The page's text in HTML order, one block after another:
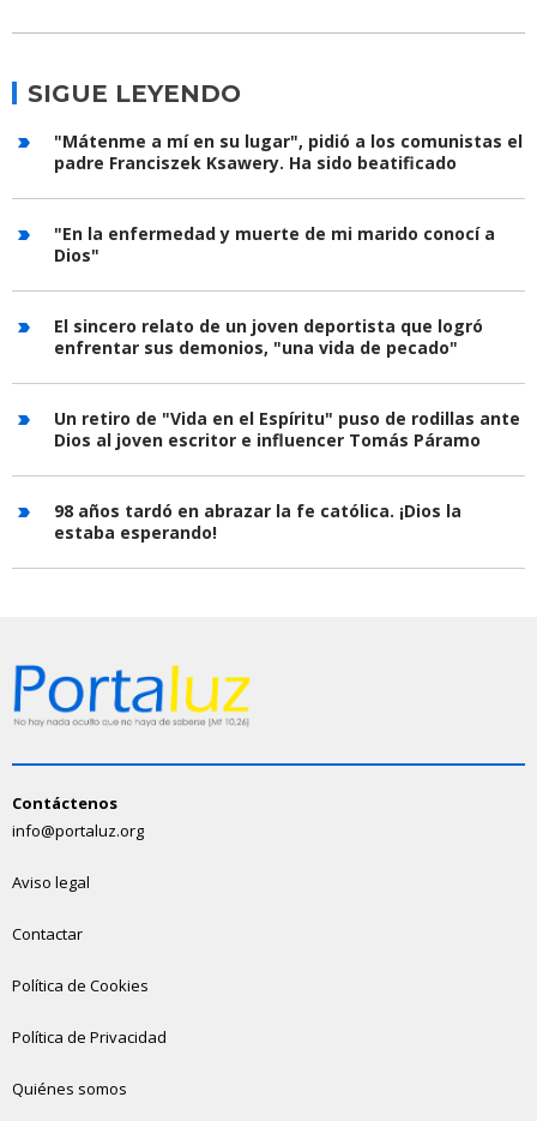
SIGUE LEYENDO
"Mátenme a mí en su lugar", pidió a los comunistas el
padre Franciszek Ksawery. Ha sido beatificado
"En la enfermedad y muerte de mi marido conocí a
Dios"
El sincero relato de un joven deportista que logró
enfrentar sus demonios, "una vida de pecado"
Un retiro de "Vida en el Espíritu" puso de rodillas ante
Dios al joven escritor e influencer Tomás Páramo
98 años tardó en abrazar la fe católica. ¡Dios la
estaba esperando!
Contáctenos
info@portaluz.org
Aviso legal
Contactar
Política de Cookies
Política de Privacidad
Quiénes somos